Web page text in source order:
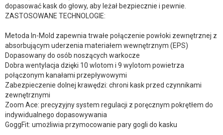
dopasować kask do głowy, aby leżał bezpiecznie i pewnie.
ZASTOSOWANE TECHNOLOGIE:
Metoda In-Mold zapewnia trwałe połączenie powłoki zewnętrznej z
absorbującym uderzenia materiałem wewnętrznym (EPS)
Dopasowany do osób noszących warkocze
Dobra wentylacja dzięki 10 wlotom i 9 wylotom powietrza
połączonym kanałami przepływowymi
Zabezpieczenie dolnej krawędzi: chroni kask przed czynnikami
zewnętrznymi
Zoom Ace: precyzyjny system regulacji z poręcznym pokrętłem do
indywidualnego dopasowywania
GoggFit: umożliwia przymocowanie pary gogli do kasku